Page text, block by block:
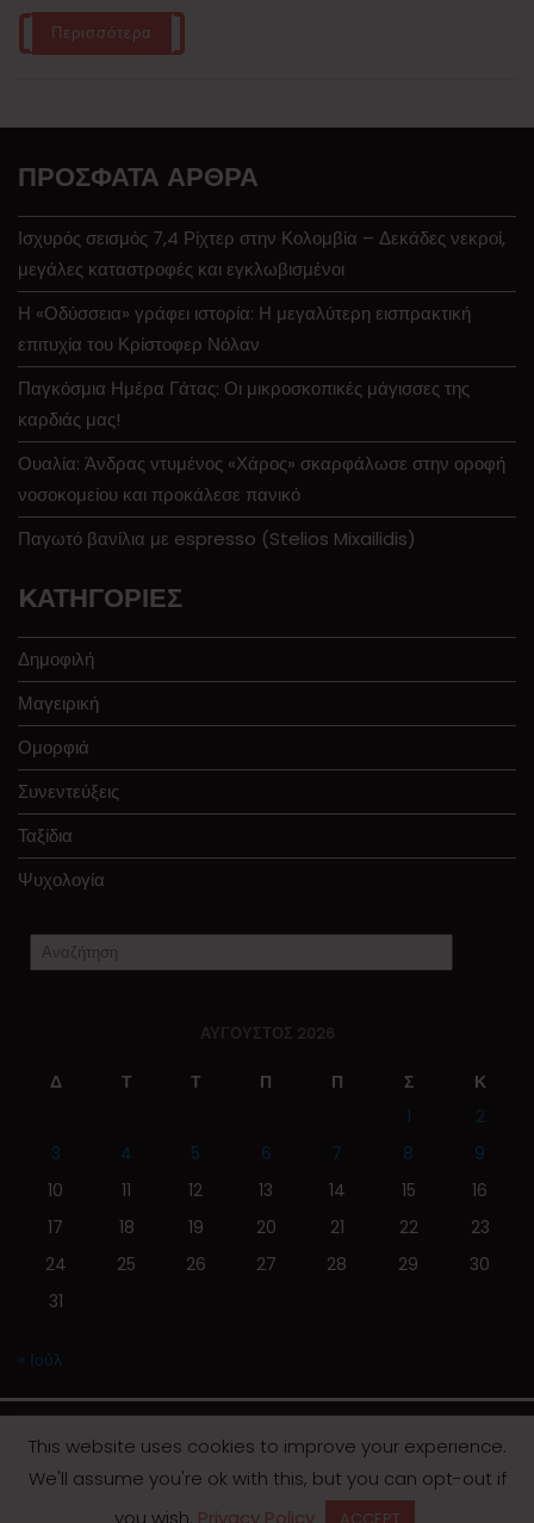
Περισσότερα
ΠΡΌΣΦΑΤΑ ΆΡΘΡΑ
Ισχυρός σεισμός 7,4 Ρίχτερ στην Κολομβία – Δεκάδες νεκροί,
μεγάλες καταστροφές και εγκλωβισμένοι
Η «Οδύσσεια» γράφει ιστορία: Η μεγαλύτερη εισπρακτική
επιτυχία του Κρίστοφερ Νόλαν
Παγκόσμια Ημέρα Γάτας: Οι μικροσκοπικές μάγισσες της
καρδιάς μας!
Ουαλία: Άνδρας ντυμένος «Χάρος» σκαρφάλωσε στην οροφή
νοσοκομείου και προκάλεσε πανικό
Παγωτό βανίλια με espresso (Stelios Mixailidis)
KΑΤΗΓΟΡΊΕΣ
Δημοφιλή
Μαγειρική
Ομορφιά
Συνεντεύξεις
Ταξίδια
Ψυχολογία
ΑΎΓΟΥΣΤΟΣ 2026
Δ Τ Τ Π Π Σ
Κ
1
2
3
4 5 6 7 8
9
10
11 12 13 14 15
16
17
18 19 20 21 22
23
24
25 26 27 28 29
30
31
« Ιούλ
© 2019 | Screen Magazine - Ηλεκτρονική εφημερίδα
This website uses cookies to improve your experience.
We'll assume you're ok with this, but you can opt-out if
you wish. Privacy Policy